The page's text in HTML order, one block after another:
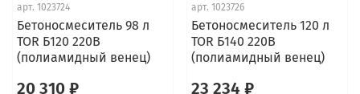
арт. 1023724
Бетоносмеситель 98 л
TOR Б120 220В
(полиамидный венец)
20 310 ₽
арт. 1023726
Бетоносмеситель 120 л
TOR Б140 220В
(полиамидный венец)
23 234 ₽